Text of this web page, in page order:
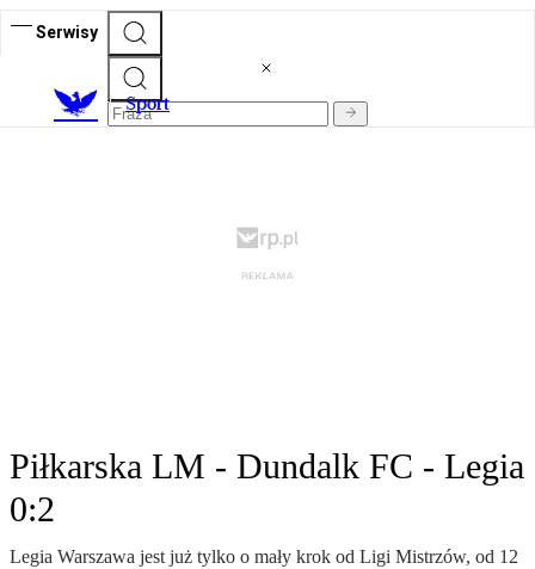
Serwisy
Sport
Piłkarska LM - Dundalk FC - Legia
0:2
Legia Warszawa jest już tylko o mały krok od Ligi Mistrzów, od 12